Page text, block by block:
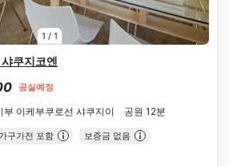
1 / 1
쿠지코엔
공실예정
부 이케부쿠로선 샤쿠지이 공원 12분
가구가전 포함 보증금 없음